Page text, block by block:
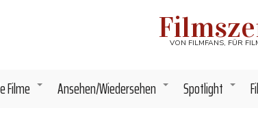
VON FILMFANS, FÜR
+
Filme +
Ansehen/Wiedersehen +
Spotlight